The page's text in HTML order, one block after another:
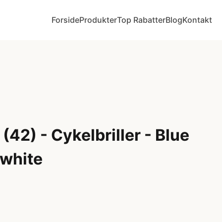
ForsideProdukterTop RabatterBlogKontakt
(42) - Cykelbriller - Blue